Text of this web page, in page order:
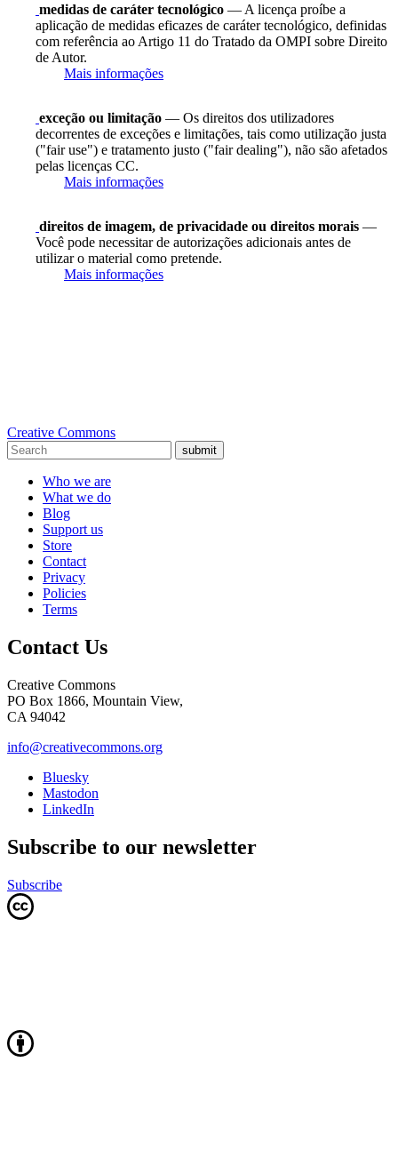
medidas de caráter tecnológico — A licença proíbe a
aplicação de medidas eficazes de caráter tecnológico, definidas
com referência ao Artigo 11 do Tratado da OMPI sobre Direito
de Autor.
Mais informações
exceção ou limitação — Os direitos dos utilizadores
decorrentes de exceções e limitações, tais como utilização justa
("fair use") e tratamento justo ("fair dealing"), não são afetados
pelas licenças CC.
Mais informações
direitos de imagem, de privacidade ou direitos morais —
Você pode necessitar de autorizações adicionais antes de
utilizar o material como pretende.
Mais informações
Creative Commons
submit
Who we are
What we do
Blog
Support us
Store
Contact
Privacy
Policies
Terms
Contact Us
Creative Commons
PO Box 1866, Mountain View,
CA 94042
info@creativecommons.org
Bluesky
Mastodon
LinkedIn
Subscribe to our newsletter
Subscribe